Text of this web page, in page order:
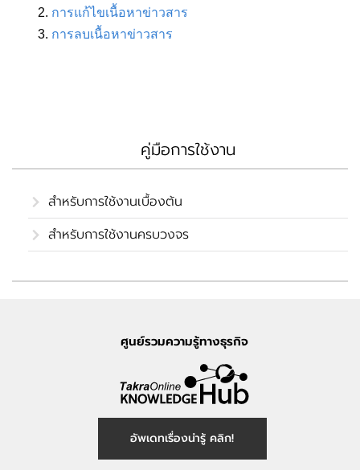
2. การแก้ไขเนื้อหาข่าวสาร
3. การลบเนื้อหาข่าวสาร
คู่มือการใช้งาน
สำหรับการใช้งานเบื้องต้น
สำหรับการใช้งานครบวงจร
ศูนย์รวมความรู้ทางธุรกิจ
อัพเดทเรื่องน่ารู้ คลิก!